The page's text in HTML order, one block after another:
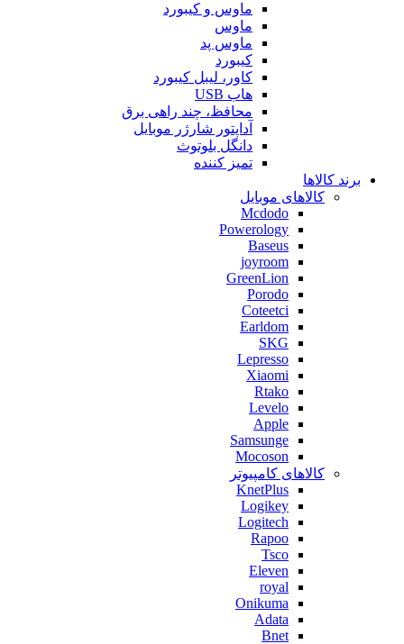
ماوس و کیبورد
ماوس
ماوس پد
کیبورد
کاور، لیبل کیبورد
هاب USB
محافظ، چند راهی برق
آداپتور شارژر موبایل
دانگل بلوتوث
تمیز کننده
برند کالاها
کالاهای موبایل
Mcdodo
Powerology
Baseus
joyroom
GreenLion
Porodo
Coteetci
Earldom
SKG
Lepresso
Xiaomi
Rtako
Levelo
Apple
Samsunge
Mocoson
کالاهای کامپیوتر
KnetPlus
Logikey
Logitech
Rapoo
Tsco
Eleven
royal
Onikuma
Adata
Bnet